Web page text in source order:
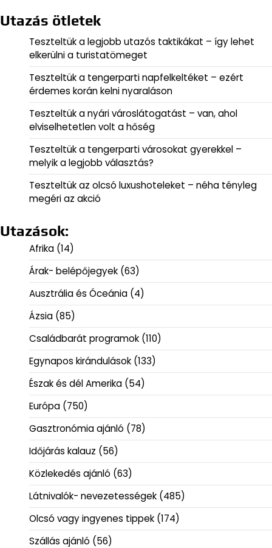
Utazás ötletek
Teszteltük a legjobb utazós taktikákat – így lehet
elkerülni a turistatömeget
Teszteltük a tengerparti napfelkeltéket – ezért
érdemes korán kelni nyaraláson
Teszteltük a nyári városlátogatást – van, ahol
elviselhetetlen volt a hőség
Teszteltük a tengerparti városokat gyerekkel –
melyik a legjobb választás?
Teszteltük az olcsó luxushoteleket – néha tényleg
megéri az akció
Utazások:
Afrika (14)
Árak- belépőjegyek (63)
Ausztrália és Óceánia (4)
Ázsia (85)
Családbarát programok (110)
Egynapos kirándulások (133)
Észak és dél Amerika (54)
Európa (750)
Gasztronómia ajánló (78)
Időjárás kalauz (56)
Közlekedés ajánló (63)
Látnivalók- nevezetességek (485)
Olcsó vagy ingyenes tippek (174)
Szállás ajánló (56)